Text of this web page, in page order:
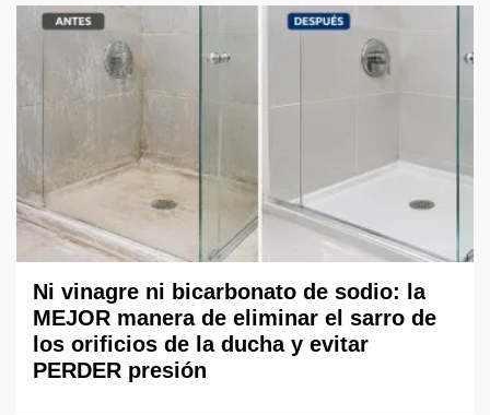
Ni vinagre ni bicarbonato de sodio: la
MEJOR manera de eliminar el sarro de
los orificios de la ducha y evitar
PERDER presión